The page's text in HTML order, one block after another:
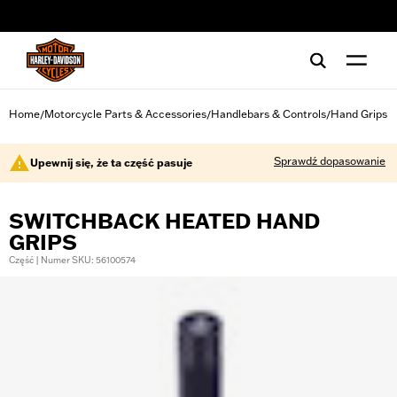
Home/Motorcycle Parts & Accessories/Handlebars & Controls/Hand Grips
Upewnij się, że ta część pasuje Sprawdź dopasowanie
SWITCHBACK HEATED HAND
GRIPS
Część | Numer SKU: 56100574